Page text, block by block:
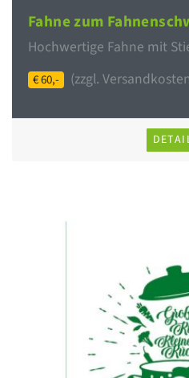
Fahne zum
Hochwertige Fahne mit
€ 60,- (zzgl.